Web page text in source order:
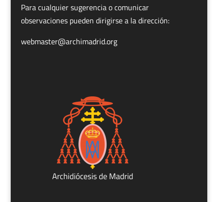
Para cualquier sugerencia o comunicar
observaciones pueden dirigirse a la dirección:
webmaster@archimadrid.org